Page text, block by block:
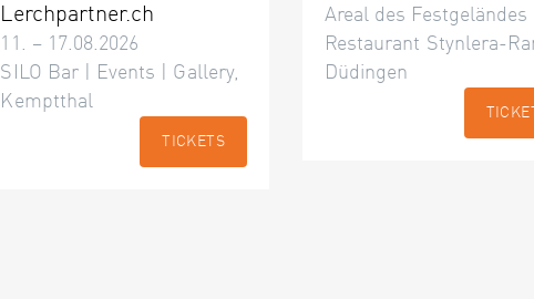
Lerchpartner.ch
11. – 17.08.2026
SILO Bar | Events | Gallery,
Kemptthal
TICKETS
Areal des Festgeländes
Restaurant Stynlera-
Düdingen